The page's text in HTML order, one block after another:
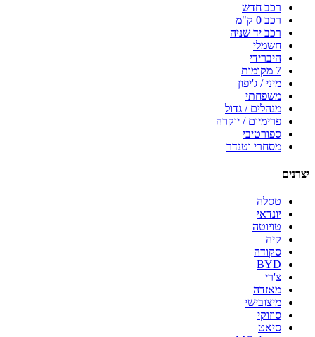
רכב חדש
רכב 0 ק"מ
רכב יד שניה
חשמלי
היברידי
7 מקומות
מיני / ג'יפון
משפחתי
מנהלים / גדול
פרימיום / יוקרה
ספורטיבי
מסחרי וטנדר
יצרנים
טסלה
יונדאי
טויוטה
קיה
סקודה
BYD
צ'רי
מאזדה
מיצובישי
סוזוקי
סיאט